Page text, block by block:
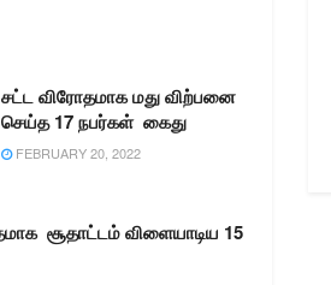
சட்ட விரோதமாக மது விற்பனை
செய்த 17 நபர்கள் கைது
FEBRUARY 20, 2022
சூதாட்டம் விளையாடிய 15